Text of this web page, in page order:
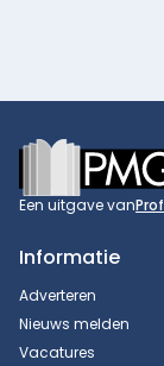
Footer
Een uitgave van
Informatie
Adverteren
Nieuws melden
Vacatures